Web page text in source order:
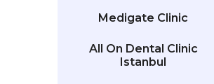
Medigate Clinic
All On Dental Clinic
Istanbul